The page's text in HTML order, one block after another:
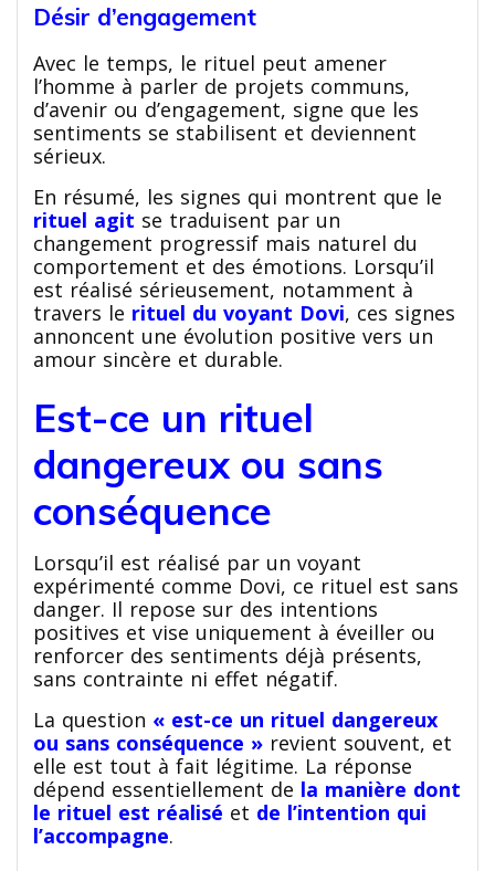
Désir d’engagement
Avec le temps, le rituel peut amener
l’homme à parler de projets communs,
d’avenir ou d’engagement, signe que les
sentiments se stabilisent et deviennent
sérieux.
En résumé, les signes qui montrent que le
rituel agit se traduisent par un
changement progressif mais naturel du
comportement et des émotions. Lorsqu’il
est réalisé sérieusement, notamment à
travers le rituel du voyant Dovi, ces signes
annoncent une évolution positive vers un
amour sincère et durable.
Est-ce un rituel
dangereux ou sans
conséquence
Lorsqu’il est réalisé par un voyant
expérimenté comme Dovi, ce rituel est sans
danger. Il repose sur des intentions
positives et vise uniquement à éveiller ou
renforcer des sentiments déjà présents,
sans contrainte ni effet négatif.
La question « est-ce un rituel dangereux
ou sans conséquence » revient souvent, et
elle est tout à fait légitime. La réponse
dépend essentiellement de la manière dont
le rituel est réalisé et de l’intention qui
l’accompagne.